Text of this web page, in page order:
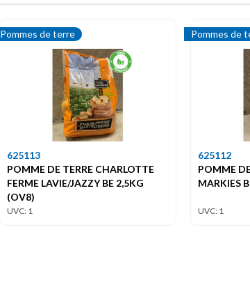
Pommes de terre
625113
POMME DE TERRE CHARLOTTE
FERME LAVIE/JAZZY BE 2,5KG
(OV8)
UVC: 1
Pommes de
625112
POMME
MARKIES
UVC: 1